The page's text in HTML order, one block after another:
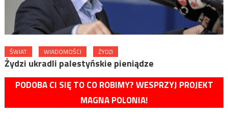
ŚWIAT WIADOMOŚCI ŻYDZI
Żydzi ukradli palestyńskie pieniądze
PODOBA CI SIĘ TO CO ROBIMY? WESPRZYJ PROJEKT
MAGNA POLONIA!